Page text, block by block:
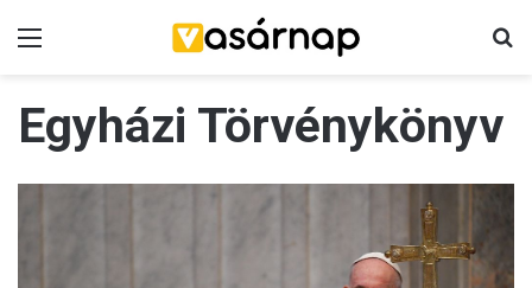
Egyházi Törvénykönyv